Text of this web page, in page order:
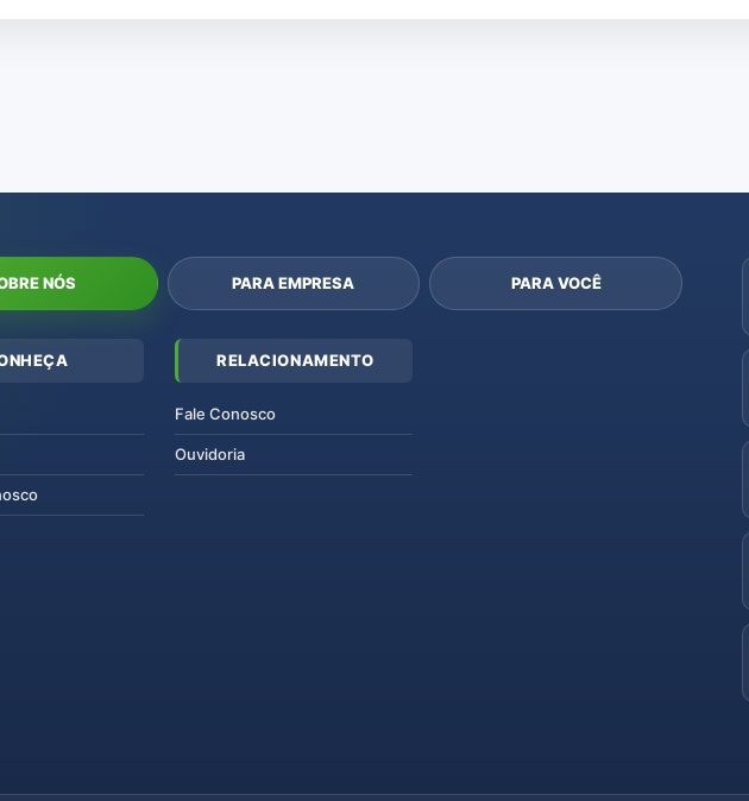
NÓS PARA EMPRESA PARA VOCÊ
RELACIONAMENTO
Fale Conosco
Ouvidoria